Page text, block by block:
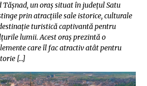
un oraș situat în județul Satu
prin atracțiile sale istorice, culturale
turistică captivantă pentru
lumii. Acest oraș prezintă o
care îl fac atractiv atât pentru
[…]